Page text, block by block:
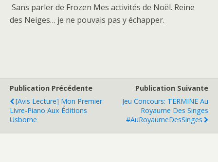
Sans parler de Frozen Mes activités de Noël. Reine
des Neiges… je ne pouvais pas y échapper.
Publication Précédente
[Avis Lecture] Mon Premier
Livre-Piano Aux Éditions
Usborne
Publication Suivante
Jeu Concours: TERMINE Au
Royaume Des Singes
#AuRoyaumeDesSinges